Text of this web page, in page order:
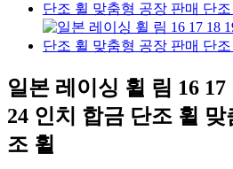
일본 레이싱 휠 림 16 17
24 인치 합금 단조 휠
조 휠